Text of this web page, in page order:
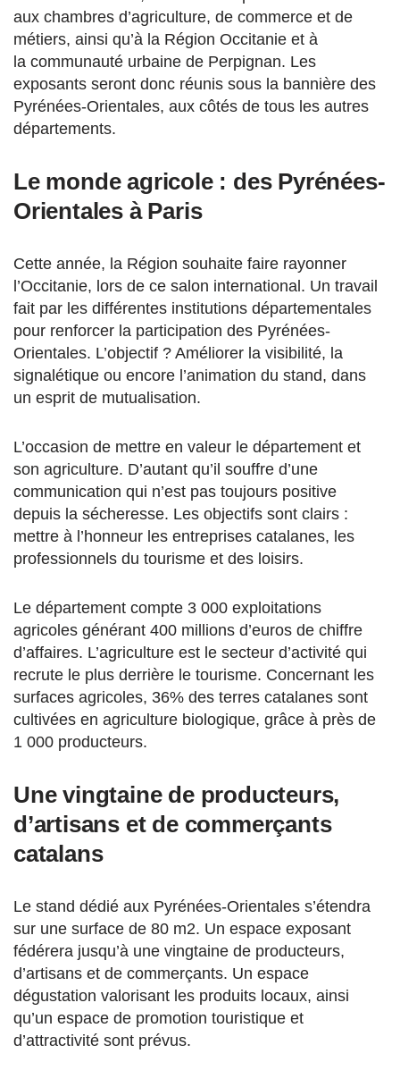
aux chambres d’agriculture, de commerce et de
métiers, ainsi qu’à la Région Occitanie et à
la communauté urbaine de Perpignan. Les
exposants seront donc réunis sous la bannière des
Pyrénées-Orientales, aux côtés de tous les autres
départements.
Le monde agricole : des Pyrénées-
Orientales à Paris
Cette année, la Région souhaite faire rayonner
l’Occitanie, lors de ce salon international. Un travail
fait par les différentes institutions départementales
pour renforcer la participation des Pyrénées-
Orientales. L’objectif ? Améliorer la visibilité, la
signalétique ou encore l’animation du stand, dans
un esprit de mutualisation.
L’occasion de mettre en valeur le département et
son agriculture. D’autant qu’il souffre d’une
communication qui n’est pas toujours positive
depuis la sécheresse. Les objectifs sont clairs :
mettre à l’honneur les entreprises catalanes, les
professionnels du tourisme et des loisirs.
Le département compte 3 000 exploitations
agricoles générant 400 millions d’euros de chiffre
d’affaires. L’agriculture est le secteur d’activité qui
recrute le plus derrière le tourisme. Concernant les
surfaces agricoles, 36% des terres catalanes sont
cultivées en agriculture biologique, grâce à près de
1 000 producteurs.
Une vingtaine de producteurs,
d’artisans et de commerçants
catalans
Le stand dédié aux Pyrénées-Orientales s’étendra
sur une surface de 80 m2. Un espace exposant
fédérera jusqu’à une vingtaine de producteurs,
d’artisans et de commerçants. Un espace
dégustation valorisant les produits locaux, ainsi
qu’un espace de promotion touristique et
d’attractivité sont prévus.